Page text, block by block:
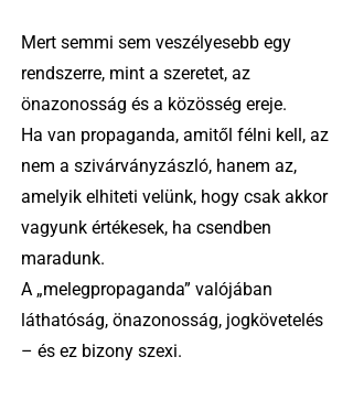
Mert semmi sem veszélyesebb egy
rendszerre, mint a szeretet, az
önazonosság és a közösség ereje.
Ha van propaganda, amitől félni kell, az
nem a szivárványzászló, hanem az,
amelyik elhiteti velünk, hogy csak akkor
vagyunk értékesek, ha csendben
maradunk.
A „melegpropaganda” valójában
láthatóság, önazonosság, jogkövetelés
– és ez bizony szexi.